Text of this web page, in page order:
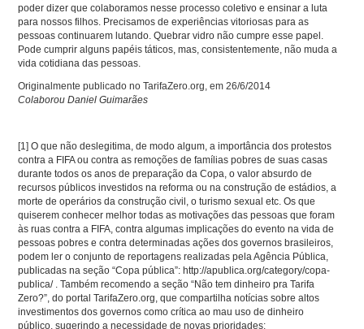
poder dizer que colaboramos nesse processo coletivo e ensinar a luta
para nossos filhos. Precisamos de experiências vitoriosas para as
pessoas continuarem lutando. Quebrar vidro não cumpre esse papel.
Pode cumprir alguns papéis táticos, mas, consistentemente, não muda a
vida cotidiana das pessoas.
Originalmente publicado no TarifaZero.org, em 26/6/2014
Colaborou Daniel Guimarães
[1] O que não deslegitima, de modo algum, a importância dos protestos
contra a FIFA ou contra as remoções de famílias pobres de suas casas
durante todos os anos de preparação da Copa, o valor absurdo de
recursos públicos investidos na reforma ou na construção de estádios, a
morte de operários da construção civil, o turismo sexual etc. Os que
quiserem conhecer melhor todas as motivações das pessoas que foram
às ruas contra a FIFA, contra algumas implicações do evento na vida de
pessoas pobres e contra determinadas ações dos governos brasileiros,
podem ler o conjunto de reportagens realizadas pela Agência Pública,
publicadas na seção “Copa pública”: http://apublica.org/category/copa-
publica/ . Também recomendo a seção “Não tem dinheiro pra Tarifa
Zero?”, do portal TarifaZero.org, que compartilha notícias sobre altos
investimentos dos governos como crítica ao mau uso de dinheiro
público, sugerindo a necessidade de novas prioridades: